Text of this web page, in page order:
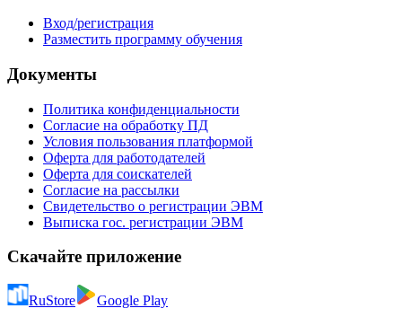
Вход/регистрация
Разместить программу обучения
Документы
Политика конфиденциальности
Согласие на обработку ПД
Условия пользования платформой
Оферта для работодателей
Оферта для соискателей
Согласие на рассылки
Свидетельство о регистрации ЭВМ
Выписка гос. регистрации ЭВМ
Скачайте приложение
RuStore Google Play